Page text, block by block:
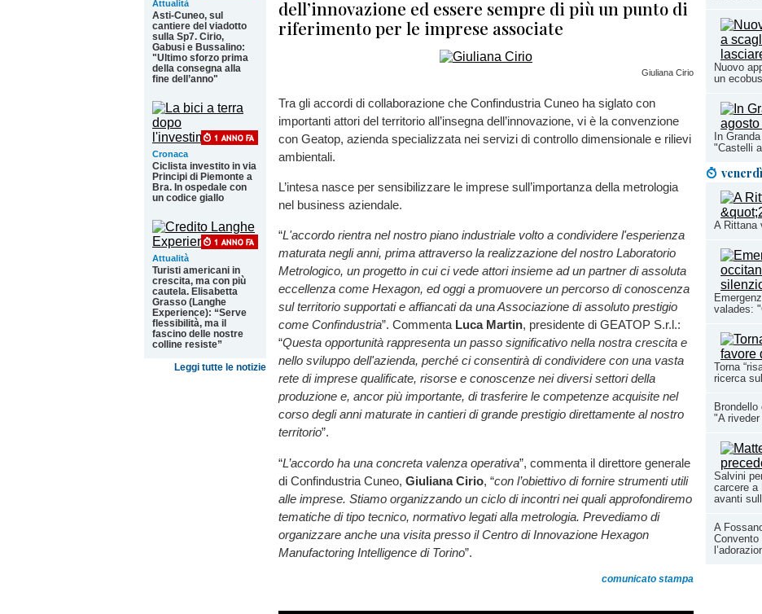
Nuovo
un
In
"Castelli
A Rittana
valades:
Torna
ricerca
"A
Salvini
carcere a
avanti
A
Attualità
Asti-Cuneo, sul
cantiere del viadotto
sulla Sp7. Cirio,
Gabusi e Bussalino:
"Ultimo sforzo prima
della consegna alla
fine dell’anno"
Cronaca
Ciclista investito in via
Principi di Piemonte a
Bra. In ospedale con
un codice giallo
Attualità
Turisti americani in
crescita, ma con più
cautela. Elisabetta
Grasso (Langhe
Experience): “Serve
flessibilità, ma il
fascino delle nostre
colline resiste”
Leggi tutte le notizie
dell’innovazione ed essere sempre di più un punto di
riferimento per le imprese associate
Giuliana Cirio
Tra gli accordi di collaborazione che Confindustria Cuneo ha siglato con
importanti attori del territorio all’insegna dell’innovazione, vi è la convenzione
con Geatop, azienda specializzata nei servizi di controllo dimensionale e rilievi
ambientali.
L’intesa nasce per sensibilizzare le imprese sull’importanza della metrologia
nel business aziendale.
“L'accordo rientra nel nostro piano industriale volto a condividere l'esperienza
maturata negli anni, prima attraverso la realizzazione del nostro Laboratorio
Metrologico, un progetto in cui ci vede attori insieme ad un partner di assoluta
eccellenza come Hexagon, ed oggi a promuovere un percorso di conoscenza
sul territorio supportati e affiancati da una Associazione di assoluto prestigio
come Confindustria”. Commenta Luca Martin, presidente di GEATOP S.r.l.:
“Questa opportunità rappresenta un passo significativo nella nostra crescita e
nello sviluppo dell'azienda, perché ci consentirà di condividere con una vasta
rete di imprese qualificate, risorse e conoscenze nei diversi settori della
produzione e, ancor più importante, di trasferire le competenze acquisite nel
corso degli anni maturate in cantieri di grande prestigio direttamente al nostro
territorio”.
“L’accordo ha una concreta valenza operativa”, commenta il direttore generale
di Confindustria Cuneo, Giuliana Cirio, “con l’obiettivo di fornire strumenti utili
alle imprese. Stiamo organizzando un ciclo di incontri nei quali approfondiremo
tematiche di tipo tecnico, normativo legati alla metrologia. Prevediamo di
organizzare anche una visita presso il Centro di Innovazione Hexagon
Manufactoring Intelligence di Torino”.
comunicato stampa